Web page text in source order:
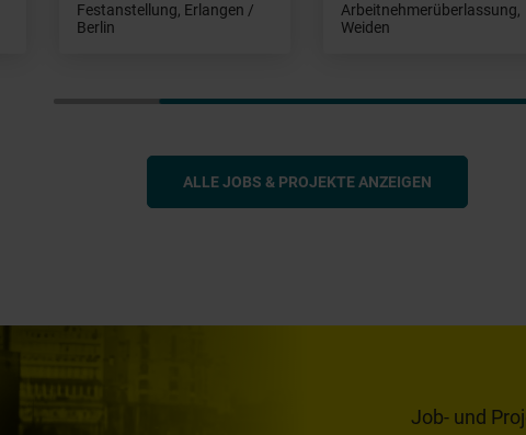
Festanstellung, Erlangen /
Berlin
Arbeitnehmerüberlassung,
Weiden
ALLE JOBS & PROJEKTE ANZEIGEN
Job- und